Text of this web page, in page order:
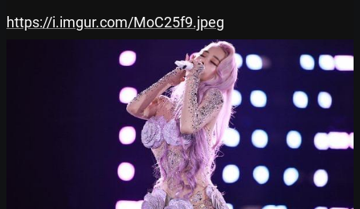
https://i.imgur.com/MoC25f9.jpeg